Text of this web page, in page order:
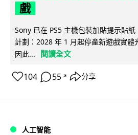
戲
Sony 已在 PS5 主機包裝加貼提示貼
計劃：2028 年 1 月起停產新遊戲實體
因此...
閱讀全文
104 55 ↗ 分享
人工智能